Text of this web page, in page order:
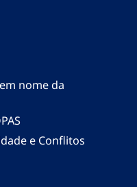
nome da
e Conflitos